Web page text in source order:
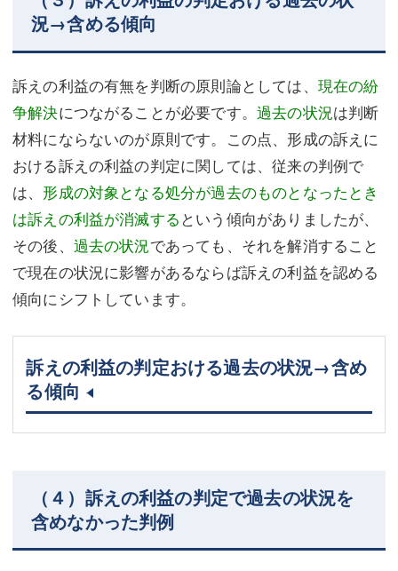
況→含める傾向
訴えの利益の有無を判断の原則論としては、 現在の紛
争解決につながることが必要です。 過去の状況は判断
材料にならないのが原則です。この点、形成の訴えに
おける訴えの利益の判定に関しては、従来の判例で
は、 形成の対象となる処分が過去のものとなったとき
は訴えの利益が消滅する という傾向がありましたが、
その後、 過去の状況であっても、それを解消すること
で現在の状況に影響があるならば訴えの利益を認める
傾向にシフトしています。
訴えの利益の判定おける過去の状況→含め
る傾向
（４）訴えの利益の判定で過去の状況を
含めなかった判例